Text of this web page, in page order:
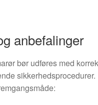
anbefalinger
bør udføres med
sikkerhedsprocedurer.